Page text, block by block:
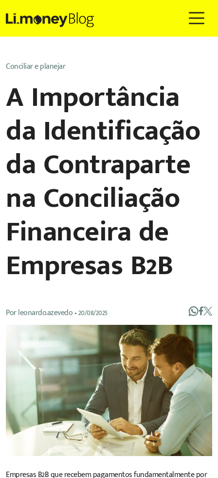
Conciliar e planejar
A Importância
da Identificação
da Contraparte
na Conciliação
Financeira de
Empresas B2B
Porleonardo.azevedo•20/08/2025
Empresas B2B que recebem pagamentos fundamentalmente por